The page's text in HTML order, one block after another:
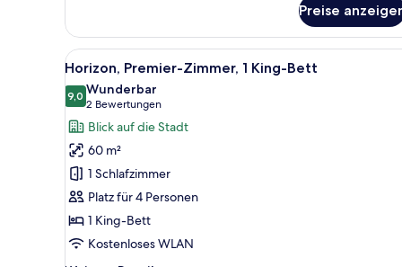
2 Doppelbetten
Preise
Alle
Fotos
für
Horizon,
Premier-
Zimmer,
1 King-
Bett
anzeigen
Ein Hotelzimmer mit einem
6
Horizon, Premier-Zimmer, 1 King-Bett
9,09,0 von 10
Wunderbar
2 Bewertungen
(2
Bewertungen)
Blick auf die Stadt
60 m²
1 Schlafzimmer
Platz für 4 Personen
1 King-Bett
Kostenloses WLAN